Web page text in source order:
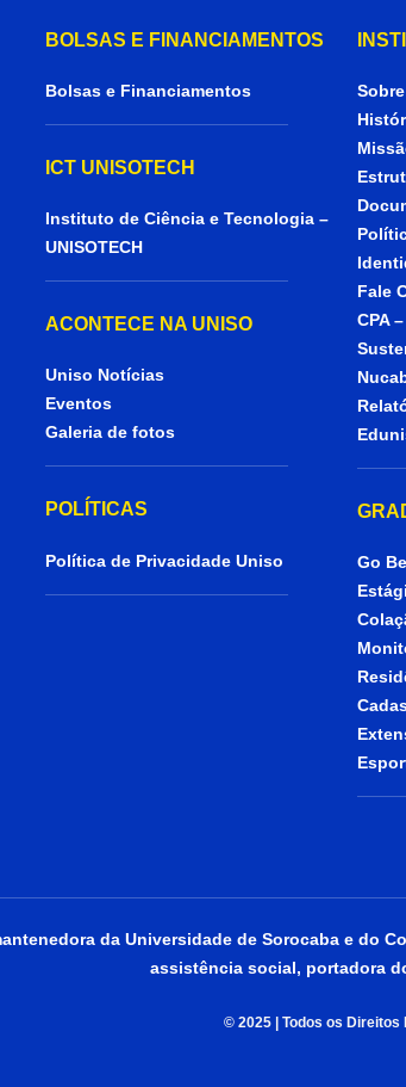
BOLSAS E FINANCIAMENTOS
Bolsas e Financiamentos
ICT UNISOTECH
Instituto de Ciência e Tecnologia –
UNISOTECH
ACONTECE NA UNISO
Uniso Notícias
Eventos
Galeria de fotos
POLÍTICAS
Política de Privacidade Uniso
Sobre
Fale
CPA
Go
da Universidade de Sorocaba e do
assistência social, portadora
© 2025 | Todos os Direitos